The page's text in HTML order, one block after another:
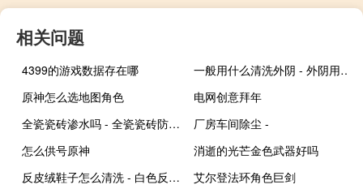
相关问题
4399的游戏数据存在哪
一般用什么清洗外阴 - 外阴用什么清洗比较好
原神怎么选地图角色
电网创意拜年
全瓷瓷砖渗水吗 - 全瓷瓷砖防水吗?
厂房车间除尘 -
怎么供号原神
消逝的光芒金色武器好吗
反皮绒鞋子怎么清洗 - 白色反绒皮鞋怎么清洗
艾尔登法环角色巨剑